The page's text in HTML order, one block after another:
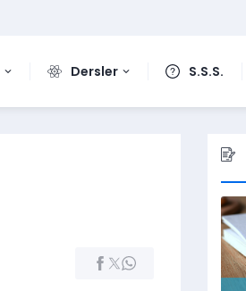
Dersler S.S.S.